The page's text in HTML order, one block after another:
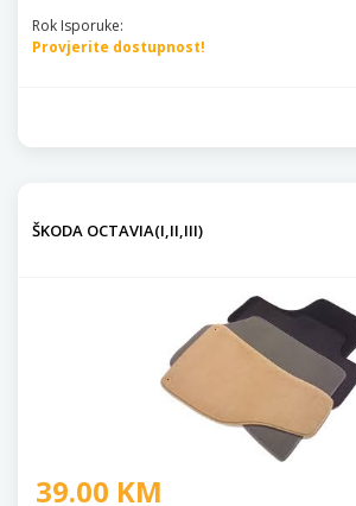
Rok Isporuke:
Provjerite dostupnost!
ŠKODA OCTAVIA(I,II,III)
39.00 KM